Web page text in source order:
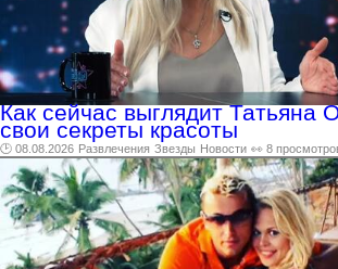
Как сейчас выглядит Татьяна
свои секреты красоты
🕑 08.08.2026 Развлечения Звезды Новости 👀 8